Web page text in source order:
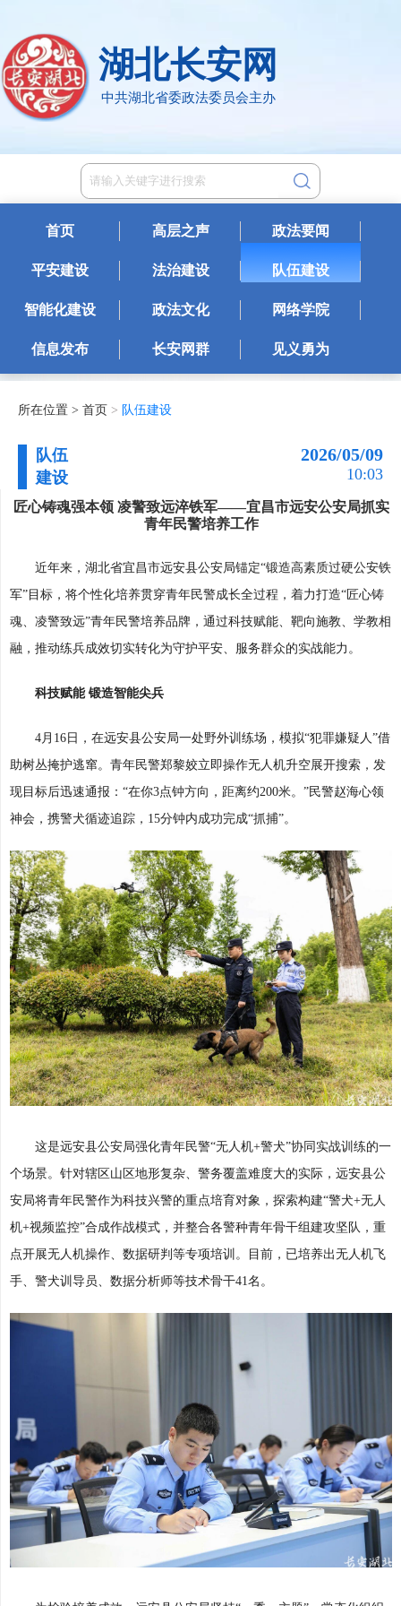
湖北长安网
中共湖北省委政法委员会主办
首页 高层之声 政法要闻
平安建设 法治建设 队伍建设
智能化建设 政法文化 网络学院
信息发布 长安网群 见义勇为
所在位置 > 首页 > 队伍建设
队伍
建设
2026/05/09
10:03
匠心铸魂强本领 凌警致远淬铁军——宜昌市远安公安局抓实
青年民警培养工作
近年来，湖北省宜昌市远安县公安局锚定“锻造高素质过硬公安铁
军”目标，将个性化培养贯穿青年民警成长全过程，着力打造“匠心铸
魂、凌警致远”青年民警培养品牌，通过科技赋能、靶向施教、学教相
融，推动练兵成效切实转化为守护平安、服务群众的实战能力。
科技赋能 锻造智能尖兵
4月16日，在远安县公安局一处野外训练场，模拟“犯罪嫌疑人”借
助树丛掩护逃窜。青年民警郑黎姣立即操作无人机升空展开搜索，发
现目标后迅速通报：“在你3点钟方向，距离约200米。”民警赵海心领
神会，携警犬循迹追踪，15分钟内成功完成“抓捕”。
这是远安县公安局强化青年民警“无人机+警犬”协同实战训练的一
个场景。针对辖区山区地形复杂、警务覆盖难度大的实际，远安县公
安局将青年民警作为科技兴警的重点培育对象，探索构建“警犬+无人
机+视频监控”合成作战模式，并整合各警种青年骨干组建攻坚队，重
点开展无人机操作、数据研判等专项培训。目前，已培养出无人机飞
手、警犬训导员、数据分析师等技术骨干41名。